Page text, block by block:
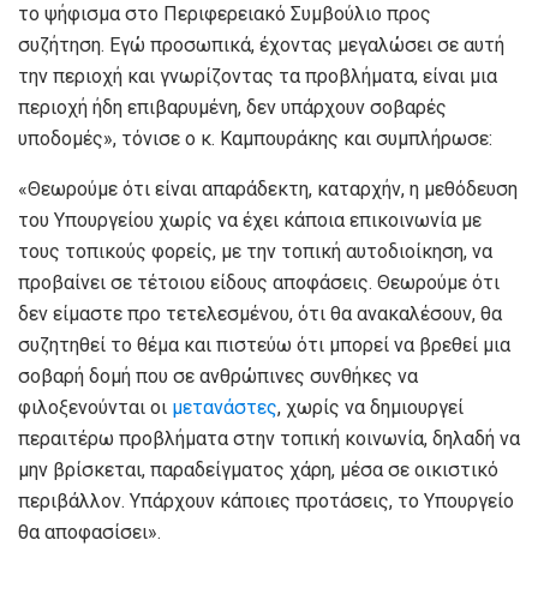
το ψήφισμα στο Περιφερειακό Συμβούλιο προς
συζήτηση. Εγώ προσωπικά, έχοντας μεγαλώσει σε αυτή
την περιοχή και γνωρίζοντας τα προβλήματα, είναι μια
περιοχή ήδη επιβαρυμένη, δεν υπάρχουν σοβαρές
υποδομές», τόνισε ο κ. Καμπουράκης και συμπλήρωσε:
«Θεωρούμε ότι είναι απαράδεκτη, καταρχήν, η μεθόδευση
του Υπουργείου χωρίς να έχει κάποια επικοινωνία με
τους τοπικούς φορείς, με την τοπική αυτοδιοίκηση, να
προβαίνει σε τέτοιου είδους αποφάσεις. Θεωρούμε ότι
δεν είμαστε προ τετελεσμένου, ότι θα ανακαλέσουν, θα
συζητηθεί το θέμα και πιστεύω ότι μπορεί να βρεθεί μια
σοβαρή δομή που σε ανθρώπινες συνθήκες να
φιλοξενούνται οι μετανάστες, χωρίς να δημιουργεί
περαιτέρω προβλήματα στην τοπική κοινωνία, δηλαδή να
μην βρίσκεται, παραδείγματος χάρη, μέσα σε οικιστικό
περιβάλλον. Υπάρχουν κάποιες προτάσεις, το Υπουργείο
θα αποφασίσει».